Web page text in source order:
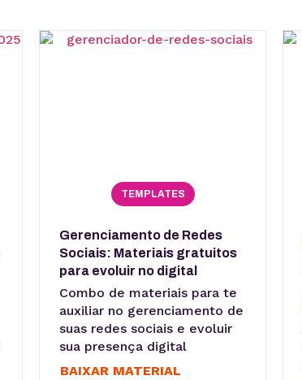
TEMPLATES
Gerenciamento de Redes
Sociais: Materiais gratuitos
para evoluir no digital
Combo de materiais para te
auxiliar no gerenciamento de
suas redes sociais e evoluir
sua presença digital
BAIXAR MATERIAL